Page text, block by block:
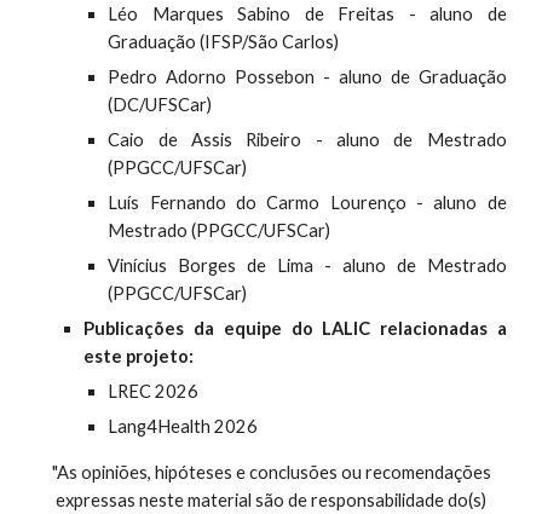
Léo Marques Sabino de Freitas - aluno de
Graduação (IFSP/São Carlos)
Pedro Adorno Possebon - aluno de Graduação
(DC/UFSCar)
Caio de Assis Ribeiro - aluno de Mestrado
(PPGCC/UFSCar)
Luís Fernando do Carmo Lourenço - aluno de
Mestrado (PPGCC/UFSCar)
Vinícius Borges de Lima - aluno de Mestrado
(PPGCC/UFSCar)
Publicações da equipe do LALIC relacionadas a
este projeto:
LREC 2026
Lang4Health 2026
"As opiniões, hipóteses e conclusões ou recomendações
expressas neste material são de responsabilidade do(s)